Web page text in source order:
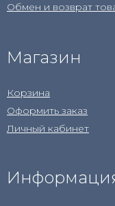
Обмен и возврат
Магазин
Корзина
Оформить заказ
Личный кабинет